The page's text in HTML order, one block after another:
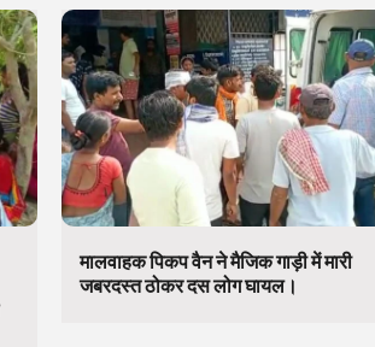
मालवाहक पिकप वैन ने मैजिक गाड़ी में मारी
जबरदस्त ठोकर दस लोग घायल।